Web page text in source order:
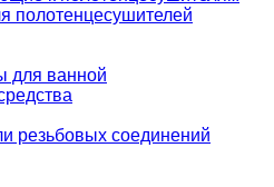
полотенцесушителей
для ванной
резьбовых соединений